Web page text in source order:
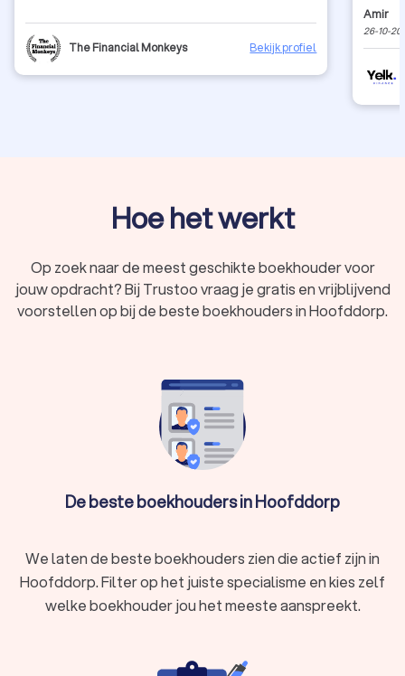
The Financial Monkeys Bekijk profiel
een
Amir
26-10-
Hoe het werkt
Op zoek naar de meest geschikte boekhouder voor
jouw opdracht? Bij Trustoo vraag je gratis en vrijblijvend
voorstellen op bij de beste boekhouders in Hoofddorp.
De beste boekhouders in Hoofddorp
We laten de beste boekhouders zien die actief zijn in
Hoofddorp. Filter op het juiste specialisme en kies zelf
welke boekhouder jou het meeste aanspreekt.